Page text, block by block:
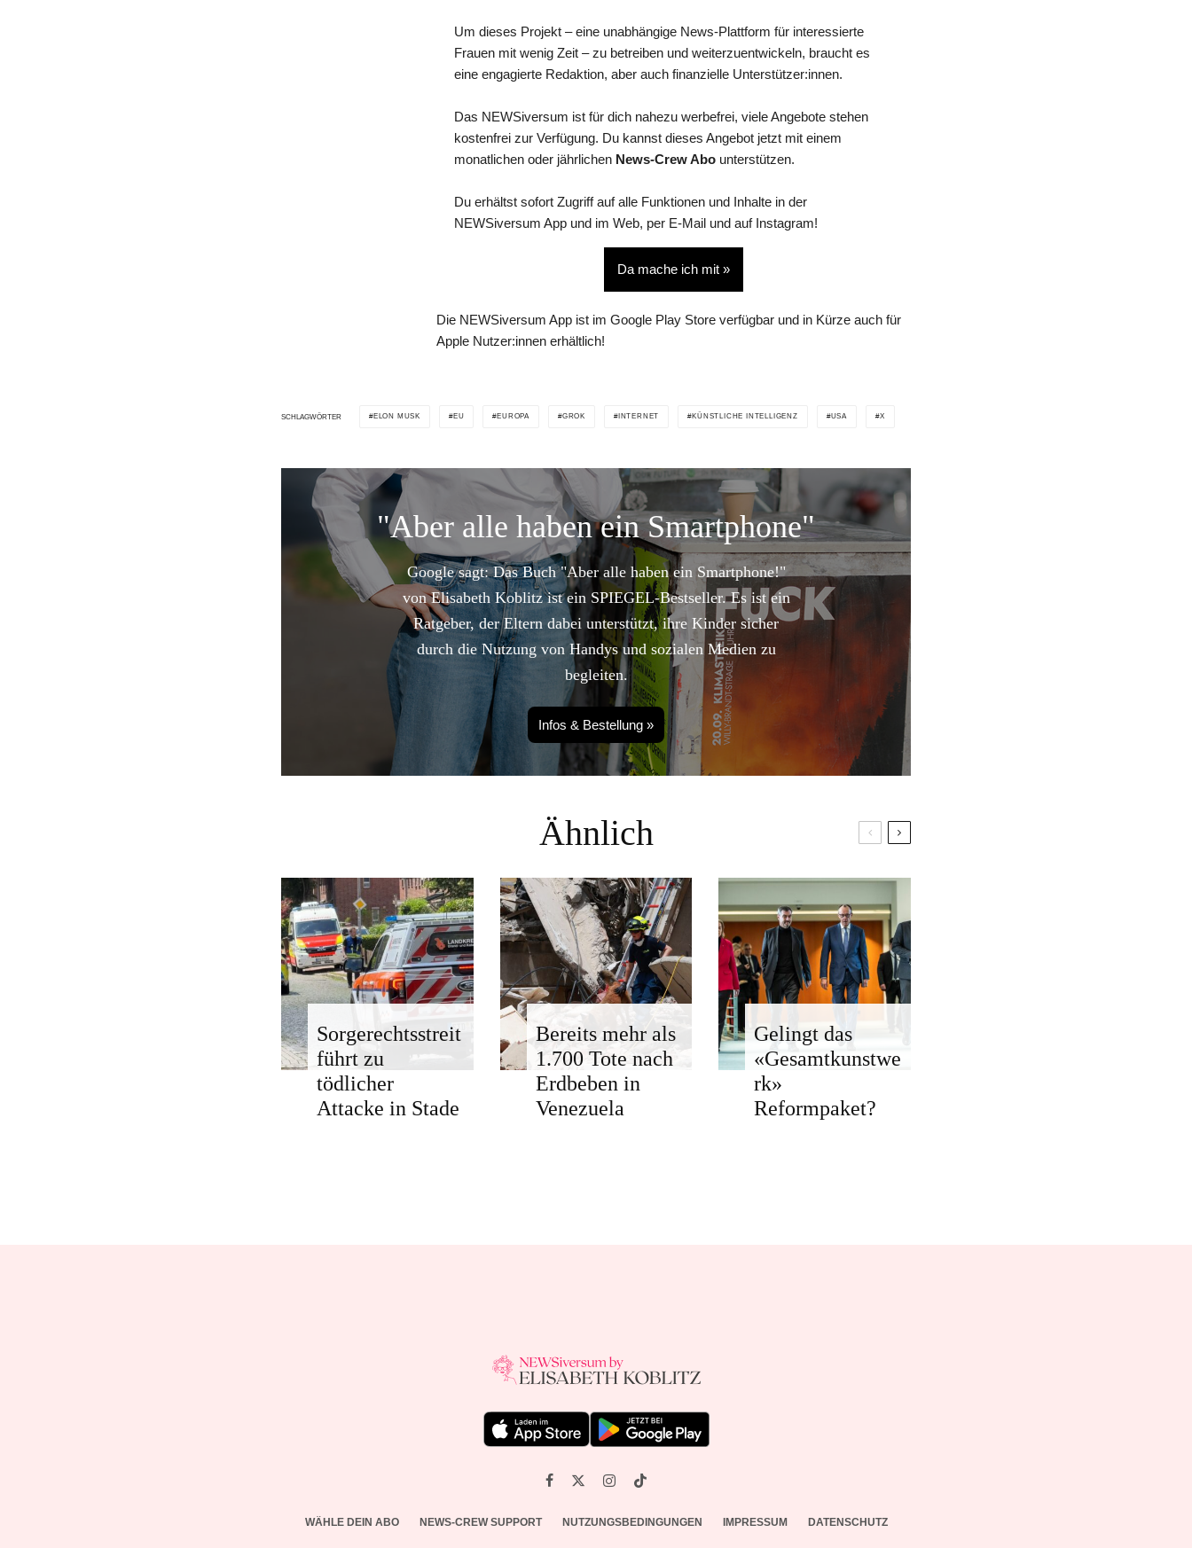
Um dieses Projekt – eine unabhängige News-Plattform für interessierte
Frauen mit wenig Zeit – zu betreiben und weiterzuentwickeln, braucht es
eine engagierte Redaktion, aber auch finanzielle Unterstützer:innen.
Das NEWSiversum ist für dich nahezu werbefrei, viele Angebote stehen
kostenfrei zur Verfügung. Du kannst dieses Angebot jetzt mit einem
monatlichen oder jährlichen News-Crew Abo unterstützen.
Du erhältst sofort Zugriff auf alle Funktionen und Inhalte in der
NEWSiversum App und im Web, per E-Mail und auf Instagram!
Da mache ich mit »
Die NEWSiversum App ist im Google Play Store verfügbar und in Kürze auch für
Apple Nutzer:innen erhältlich!
SCHLAGWÖRTER ELON MUSK EU EUROPA GROK INTERNET KÜNSTLICHE INTELLIGENZ USA X
"Aber alle haben ein Smartphone"
Google sagt: Das Buch "Aber alle haben ein Smartphone!"
von Elisabeth Koblitz ist ein SPIEGEL-Bestseller. Es ist ein
Ratgeber, der Eltern dabei unterstützt, ihre Kinder sicher
durch die Nutzung von Handys und sozialen Medien zu
begleiten.
Infos & Bestellung »
Ähnlich
Sorgerechtsstreit
führt zu
tödlicher
Attacke in Stade
Bereits mehr als
1.700 Tote nach
Erdbeben in
Venezuela
Gelingt das
«Gesamtkunstwe
rk»
Reformpaket?
WÄHLE DEIN ABO NEWS-CREW SUPPORT NUTZUNGSBEDINGUNGEN IMPRESSUM DATENSCHUTZ